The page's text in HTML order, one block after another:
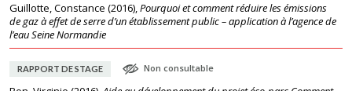
Guillotte, Constance (2016),Pourquoi et comment réduire les émissions
de gaz à effet de serre d’un établissement public – application à l’agence de
l’eau Seine Normandie
RAPPORT DE STAGE Non consultable